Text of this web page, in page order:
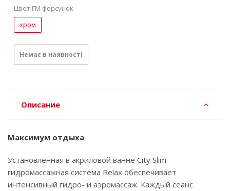
Цвет ГМ форсунок
хром
Немає в наявності
Описание
Максимум отдыха
Установленная в акриловой ванне City Slim
гидромассажная система Relax обеспечивает
интенсивный гидро- и аэромассаж. Каждый сеанс